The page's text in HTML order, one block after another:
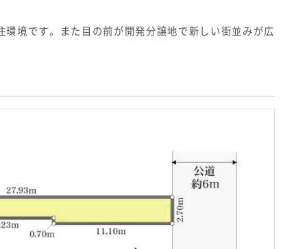
境です。また目の前が開発分譲地で新しい街並みが広